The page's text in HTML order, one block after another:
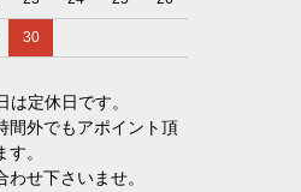
30
は定休日です。
間外でもアポイント頂
。
せ下さいませ。